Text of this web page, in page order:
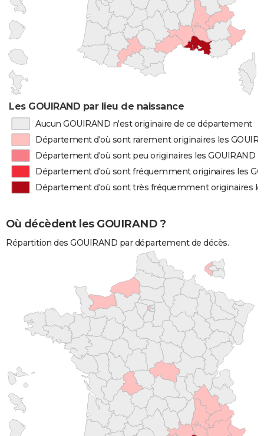
Les GOUIRAND par lieu de naissance
Aucun GOUIRAND n'est originaire de ce département
Département d'où sont rarement originaires les
Département d'où sont peu originaires les GOUIRAND
Département d'où sont fréquemment originaires les
Département d'où sont très fréquemment originaires
Où décèdent les GOUIRAND ?
Répartition des GOUIRAND par département de décès.